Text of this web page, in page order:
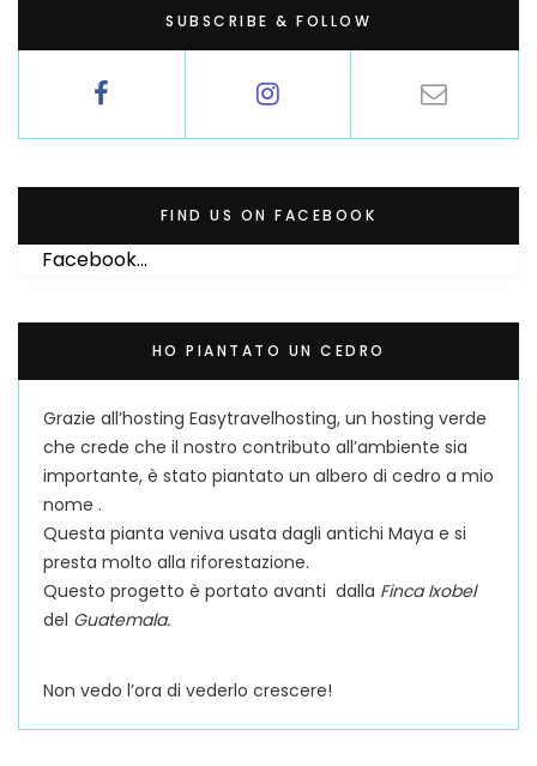
SUBSCRIBE & FOLLOW
FIND US ON FACEBOOK
Facebook...
HO PIANTATO UN CEDRO
Grazie all’hosting Easytravelhosting, un hosting verde
che crede che il nostro contributo all’ambiente sia
importante, è stato piantato un albero di cedro a mio
nome .
Questa pianta veniva usata dagli antichi Maya e si
presta molto alla riforestazione.
Questo progetto è portato avanti dalla Finca Ixobel
del Guatemala.
Non vedo l’ora di vederlo crescere!